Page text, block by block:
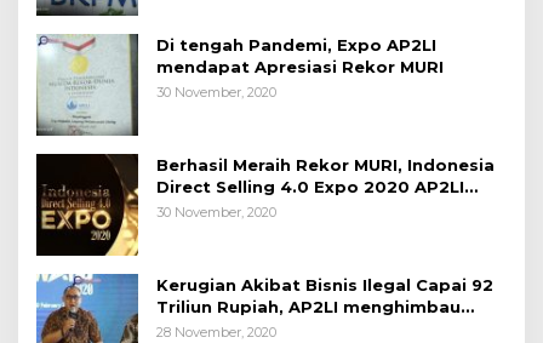
Di tengah Pandemi, Expo AP2LI
mendapat Apresiasi Rekor MURI
30 November, 2020
Berhasil Meraih Rekor MURI, Indonesia
Direct Selling 4.0 Expo 2020 AP2LI
berakhir sangat memuaskan
30 November, 2020
Kerugian Akibat Bisnis Ilegal Capai 92
Triliun Rupiah, AP2LI menghimbau
masyarakat Waspada.
28 November, 2020